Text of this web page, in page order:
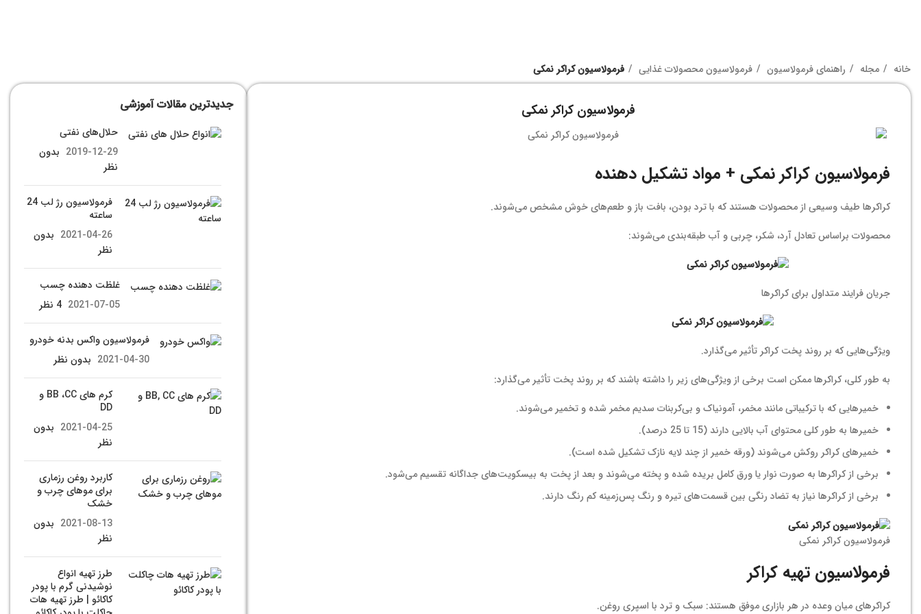
خانه مجله راهنمای فرمولاسیون فرمولاسیون محصولات غذایی فرمولاسیون کراکر نمکی
فرمولاسیون کراکر نمکی
فرمولاسیون کراکر نمکی + مواد تشکیل دهنده
کراکرها طیف وسیعی از محصولات هستند که با ترد بودن، بافت باز و طعم‌های خوش مشخص می‌شوند.
محصولات براساس تعادل آرد، شکر، چربی و آب طبقه‌بندی می‌شوند:
جریان فرایند متداول برای کراکرها
ویژگی‌هایی که بر روند پخت کراکر تأثیر می‌گذارد.
به طور کلی، کراکرها ممکن است برخی از ویژگی‌های زیر را داشته باشند که بر روند پخت تأثیر می‌گذارد:
خمیرهایی که با ترکیباتی مانند مخمر، آمونیاک و بی‌کربنات سدیم مخمر شده و تخمیر می‌شوند.
خمیرها به طور کلی محتوای آب بالایی دارند (15 تا 25 درصد).
خمیرهای کراکر روکش می‌شوند (ورقه خمیر از چند لایه نازک تشکیل شده است).
برخی از کراکرها به صورت نوار یا ورق کامل بریده شده و پخته می‌شوند و بعد از پخت به بیسکویت‌های جداگانه تقسیم می‌شود.
برخی از کراکرها نیاز به تضاد رنگی بین قسمت‌های تیره و رنگ پس‌زمینه کم رنگ دارند.
فرمولاسیون کراکر نمکی
فرمولاسیون تهیه کراکر
کراکرهای میان وعده در هر بازاری موفق هستند: سبک و ترد با اسپری روغن.
جدیدترین مقالات آموزشی
حلال‌های نفتی
2019-12-29 بدون
نظر
فرمولاسیون رژ لب 24
ساعته
2021-04-26 بدون
نظر
غلظت دهنده چسب
2021-07-05 4 نظر
فرمولاسیون واکس بدنه خودرو
2021-04-30 بدون نظر
کرم های BB ،CC و
DD
2021-04-25 بدون
نظر
کاربرد روغن رزماری
برای موهای چرب و
خشک
2021-08-13 بدون
نظر
طرز تهیه انواع
نوشیدنی گرم با پودر
کاکائو | طرز تهیه هات